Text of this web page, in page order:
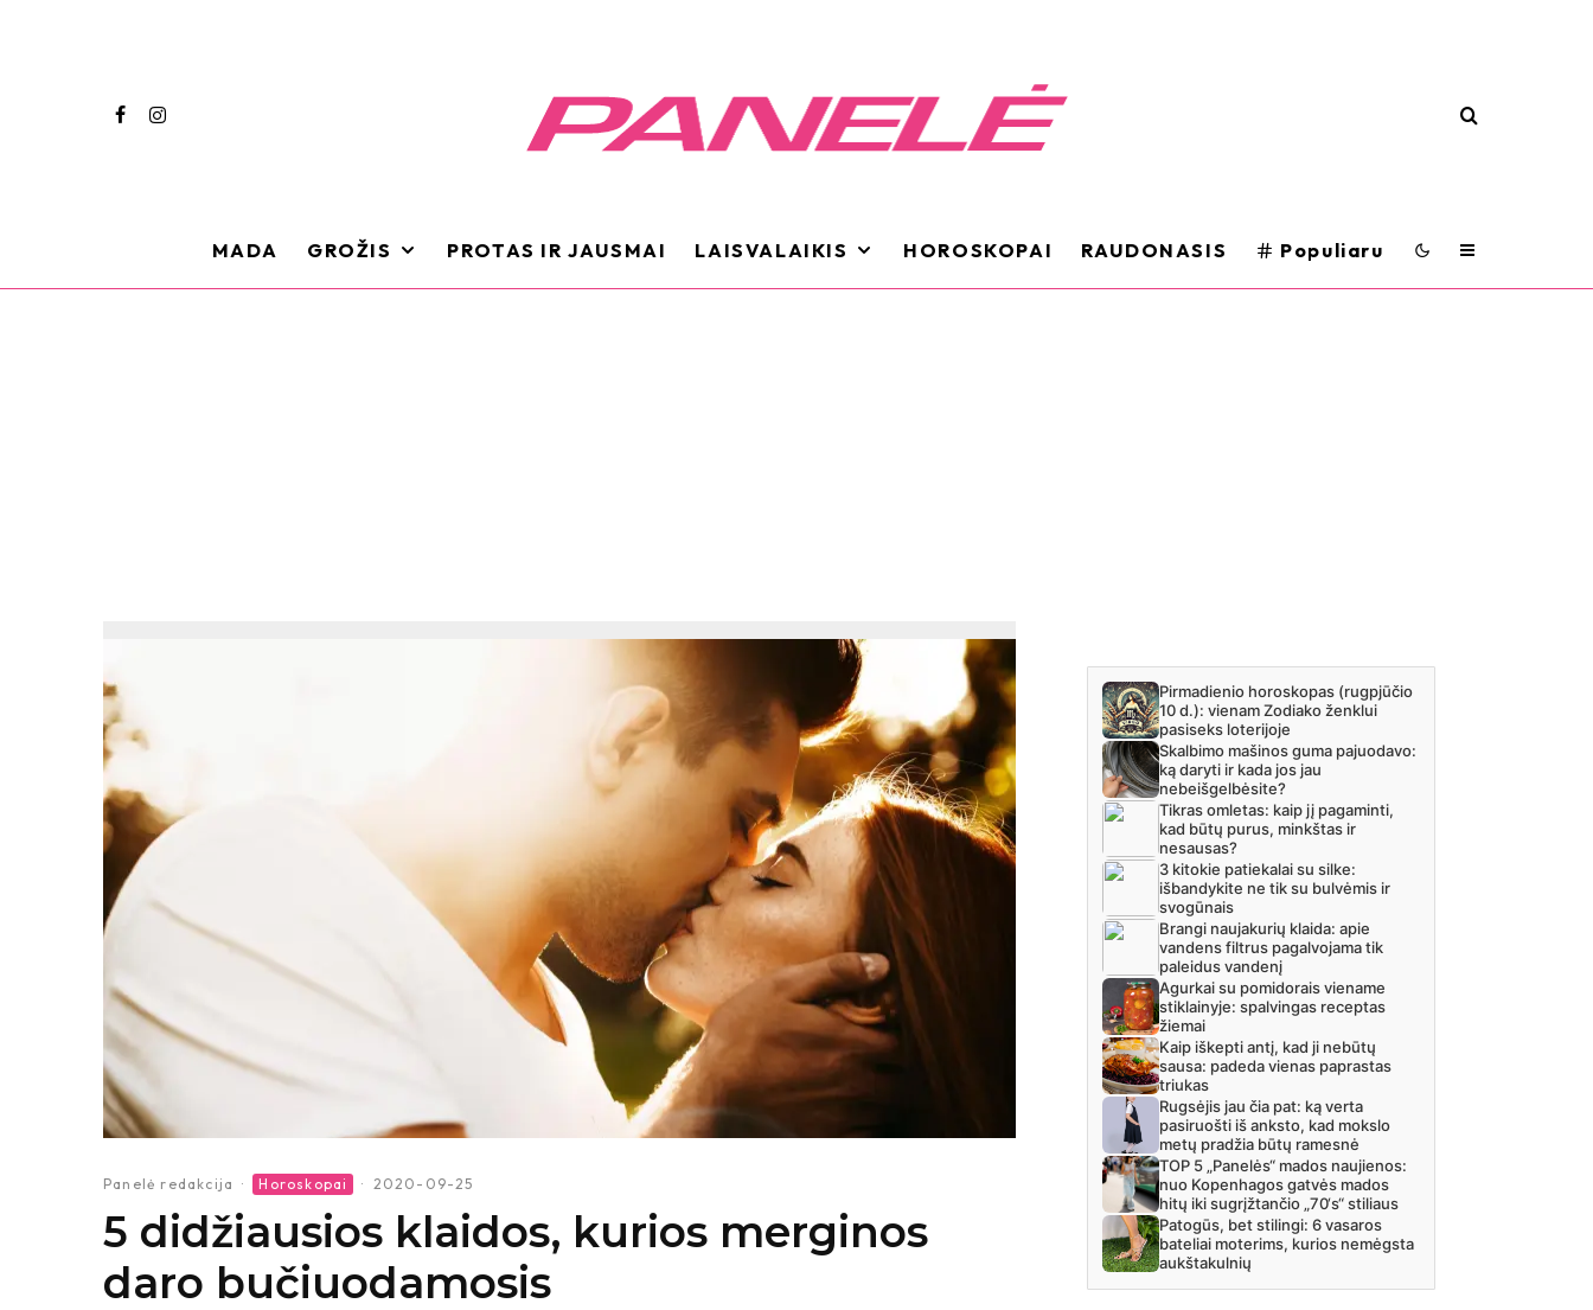
MADA GROŽIS PROTAS IR JAUSMAI LAISVALAIKIS HOROSKOPAI RAUDONASIS Populiaru
Panelė redakcija · Horoskopai · 2020-09-25
5 didžiausios klaidos, kurios merginos
daro bučiuodamosis